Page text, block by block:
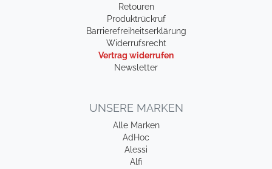
Retouren
Produktrückruf
Barrierefreiheitserklärung
Widerrufsrecht
Vertrag widerrufen
Newsletter
UNSERE MARKEN
Alle Marken
AdHoc
Alessi
Alfi